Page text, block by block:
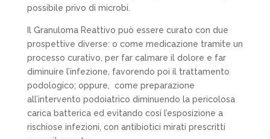
possibile privo di microbi.
Il Granuloma Reattivo può essere curato con due
prospettive diverse: o come medicazione tramite un
processo curativo, per far calmare il dolore e far
diminuire l’infezione, favorendo poi il trattamento
podologico; oppure,
come preparazione
all’intervento podoiatrico diminuendo la pericolosa
carica batterica ed evitando così l’esposizione a
rischiose infezioni, con antibiotici mirati prescritti